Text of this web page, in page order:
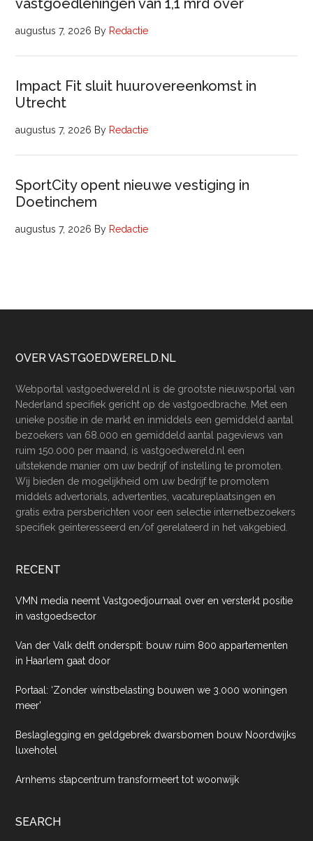
vastgoedleningen van 1,1 mrd over
augustus 7, 2026 By Redactie
Impact Fit sluit huurovereenkomst in
Utrecht
augustus 7, 2026 By Redactie
SportCity opent nieuwe vestiging in
Doetinchem
augustus 7, 2026 By Redactie
Footer
OVER VASTGOEDWERELD.NL
Webportal vastgoedwereld.nl is de grootste nieuwsportal van
Nederland specifiek gericht op de vastgoedbrache. Met een
unieke positie in de markt en inmiddels een gemiddeld aantal
bezoekers van 68.000 en gemiddeld aantal pageviews van
ruim 150.000 per maand, is vastgoedwereld.nl een
uitstekende manier om uw bedrijf of instelling te promoten.
Wij bieden de mogelijkheid om uw bedrijf te promotem
middels advertorials, advertenties, vacatureplaatsingen en
gratis extra persberichten voor een selectie internetbezoekers
specifiek geïnteresseerd en/of gerelateerd in het vakgebied.
RECENT
VMN media neemt Vastgoedjournaal over en versterkt positie
in vastgoedsector
Van der Valk delft onderspit: bouw ruim 800 appartementen
in Haarlem gaat door
Portaal: ‘Zonder winstbelasting bouwen we 3.000 woningen
meer’
Beslaglegging en geldgebrek dwarsbomen bouw Noordwijks
luxehotel
Arnhems stapcentrum transformeert tot woonwijk
SEARCH